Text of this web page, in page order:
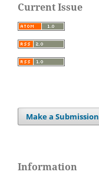
Current Issue
Make a Submission
Information